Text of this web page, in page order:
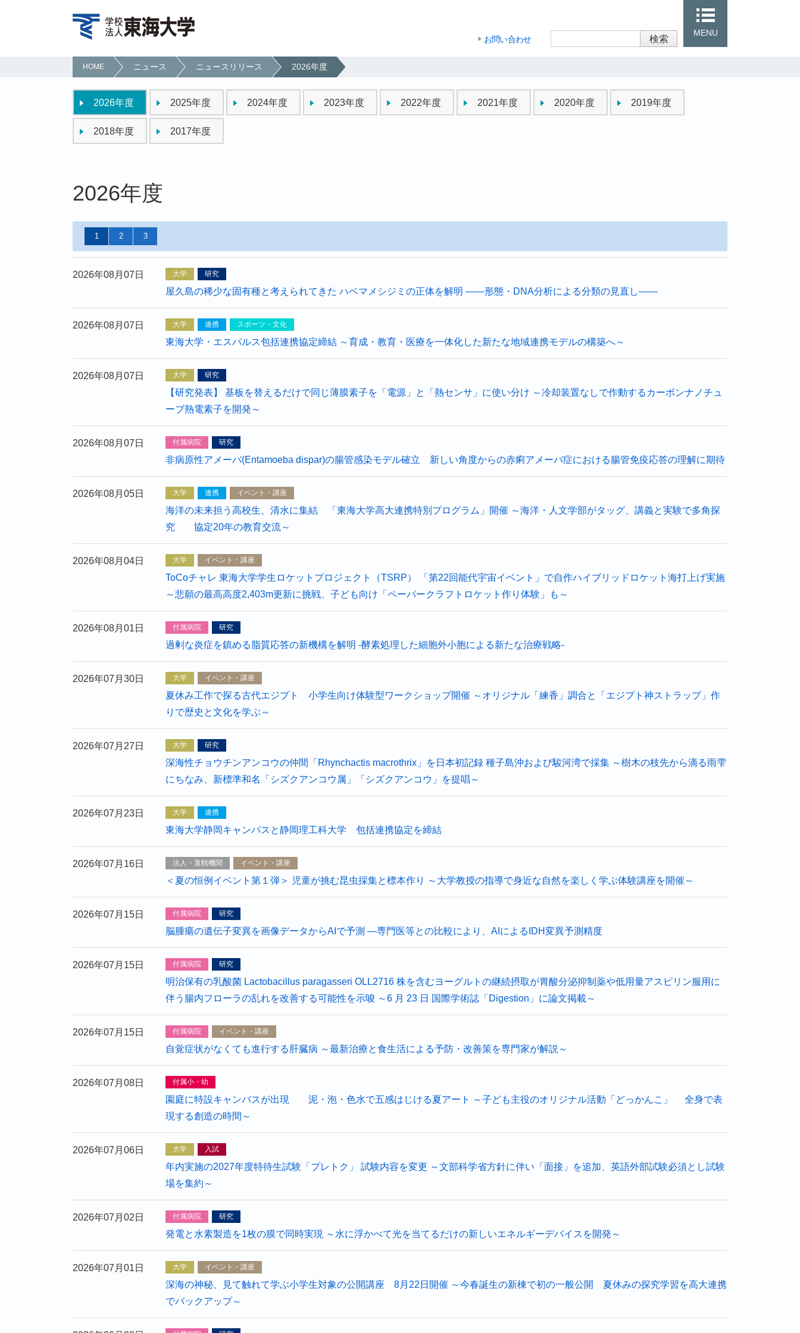
お問い合わせ 検索
MENU
HOME ニュース ニュースリリース 2026年度
2026年度 2025年度 2024年度 2023年度 2022年度 2021年度 2020年度 2019年度
2018年度 2017年度
2026年度
1 2 3
2026年08月07日 大学 研究
屋久島の稀少な固有種と考えられてきた ハベマメシジミの正体を解明 ――形態・DNA分析による分類の見直し――
2026年08月07日 大学 連携 スポーツ・文化
東海大学・エスパルス包括連携協定締結 ～育成・教育・医療を一体化した新たな地域連携モデルの構築へ～
2026年08月07日 大学 研究
【研究発表】 基板を替えるだけで同じ薄膜素子を「電源」と「熱センサ」に使い分け ～冷却装置なしで作動するカーボンナノチュ
ーブ熱電素子を開発～
2026年08月07日 付属病院 研究
非病原性アメーバ(Entamoeba dispar)の腸管感染モデル確立 新しい角度からの赤痢アメーバ症における腸管免疫応答の理解に期待
2026年08月05日 大学 連携 イベント・講座
海洋の未来担う高校生、清水に集結 「東海大学高大連携特別プログラム」開催 ～海洋・人文学部がタッグ、講義と実験で多角探
究 協定20年の教育交流～
2026年08月04日 大学 イベント・講座
ToCoチャレ 東海大学学生ロケットプロジェクト（TSRP） 「第22回能代宇宙イベント」で自作ハイブリッドロケット海打上げ実施
～悲願の最高高度2,403m更新に挑戦、子ども向け「ペーパークラフトロケット作り体験」も～
2026年08月01日 付属病院 研究
過剰な炎症を鎮める脂質応答の新機構を解明 -酵素処理した細胞外小胞による新たな治療戦略-
2026年07月30日 大学 イベント・講座
夏休み工作で探る古代エジプト 小学生向け体験型ワークショップ開催 ～オリジナル「練香」調合と「エジプト神ストラップ」作
りで歴史と文化を学ぶ～
2026年07月27日 大学 研究
深海性チョウチンアンコウの仲間「Rhynchactis macrothrix」を日本初記録 種子島沖および駿河湾で採集 ～樹木の枝先から滴る雨雫
にちなみ、新標準和名「シズクアンコウ属」「シズクアンコウ」を提唱～
2026年07月23日 大学 連携
東海大学静岡キャンパスと静岡理工科大学 包括連携協定を締結
2026年07月16日 法人・直轄機関 イベント・講座
＜夏の恒例イベント第１弾＞ 児童が挑む昆虫採集と標本作り ～大学教授の指導で身近な自然を楽しく学ぶ体験講座を開催～
2026年07月15日 付属病院 研究
脳腫瘍の遺伝子変異を画像データからAIで予測 ―専門医等との比較により、AIによるIDH変異予測精度
2026年07月15日 付属病院 研究
明治保有の乳酸菌 Lactobacillus paragasseri OLL2716 株を含むヨーグルトの継続摂取が胃酸分泌抑制薬や低用量アスピリン服用に
伴う腸内フローラの乱れを改善する可能性を示唆 ～6 月 23 日 国際学術誌「Digestion」に論文掲載～
2026年07月15日 付属病院 イベント・講座
自覚症状がなくても進行する肝臓病 ～最新治療と食生活による予防・改善策を専門家が解説～
2026年07月08日 付属小・幼
園庭に特設キャンバスが出現 泥・泡・色水で五感はじける夏アート ～子ども主役のオリジナル活動「どっかんこ」 全身で表
現する創造の時間～
2026年07月06日 大学 入試
年内実施の2027年度特待生試験「プレトク」 試験内容を変更 ～文部科学省方針に伴い「面接」を追加、英語外部試験必須とし試験
場を集約～
2026年07月02日 付属病院 研究
発電と水素製造を1枚の膜で同時実現 ～水に浮かべて光を当てるだけの新しいエネルギーデバイスを開発～
2026年07月01日 大学 イベント・講座
深海の神秘、見て触れて学ぶ小学生対象の公開講座 8月22日開催 ～今春誕生の新棟で初の一般公開 夏休みの探究学習を高大連携
でバックアップ～